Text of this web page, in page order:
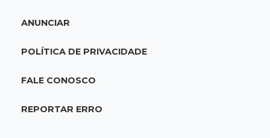
acumulado em R$ 165 milhões
18:05Energia renovável
Produção de biodiesel cresce 32% em MS e
ANUNCIAR
POLÍTICA DE PRIVACIDADE
FALE CONOSCO
REPORTAR ERRO